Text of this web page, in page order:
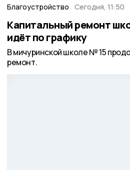
Благоустройство Сегодня, 11:50
Капитальный ремонт
идёт по графику
В мичуринской школе № 15
ремонт.